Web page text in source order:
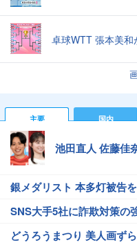
卓球WTT 張本美和
主要 国内
池田直人 佐藤佳
銀メダリスト 本多灯被告
SNS大手5社に詐欺対策の
どうろうまつり 美人画ず